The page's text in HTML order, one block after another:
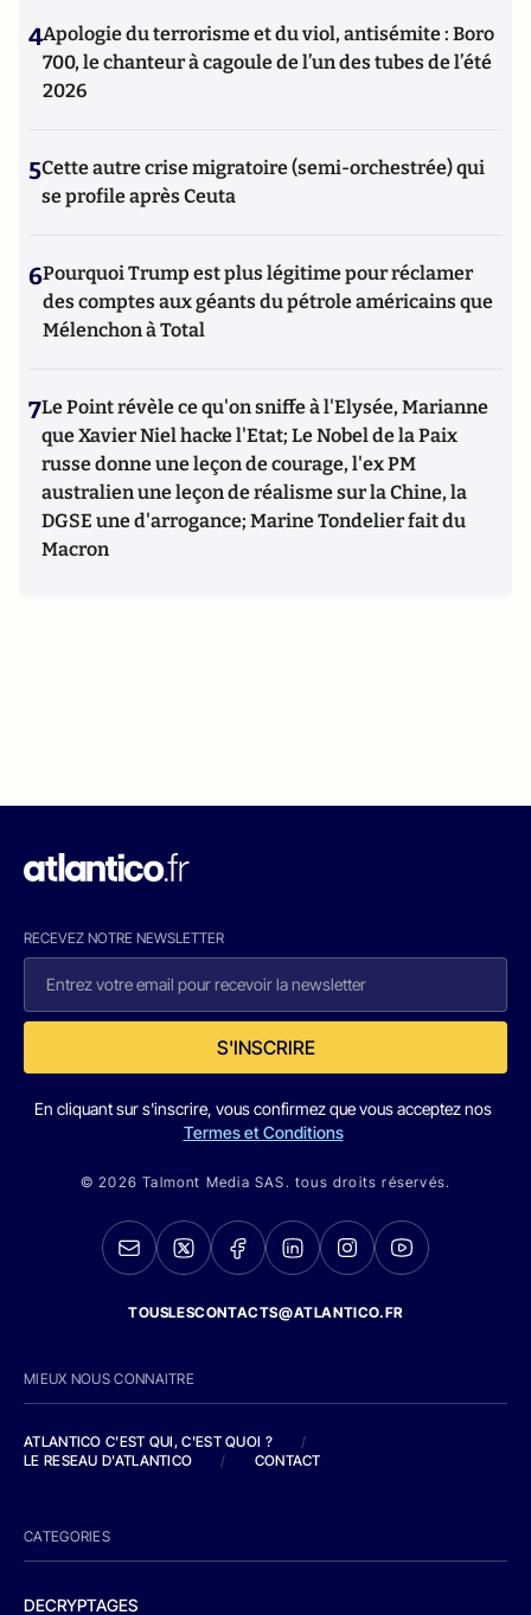
4Apologie du terrorisme et du viol, antisémite : Boro
700, le chanteur à cagoule de l’un des tubes de l’été
2026
5Cette autre crise migratoire (semi-orchestrée) qui
se profile après Ceuta
6Pourquoi Trump est plus légitime pour réclamer
des comptes aux géants du pétrole américains que
Mélenchon à Total
7Le Point révèle ce qu'on sniffe à l'Elysée, Marianne
que Xavier Niel hacke l'Etat; Le Nobel de la Paix
russe donne une leçon de courage, l'ex PM
australien une leçon de réalisme sur la Chine, la
DGSE une d'arrogance; Marine Tondelier fait du
Macron
RECEVEZ NOTRE NEWSLETTER
S'INSCRIRE
En cliquant sur s'inscrire, vous confirmez que vous acceptez nos
Termes et Conditions
© 2026 Talmont Media SAS. tous droits réservés.
TOUSLESCONTACTS@ATLANTICO.FR
MIEUX NOUS CONNAITRE
ATLANTICO C'EST QUI, C'EST QUOI ?
/
LE RESEAU D'ATLANTICO
/ CONTACT
CATEGORIES
DECRYPTAGES